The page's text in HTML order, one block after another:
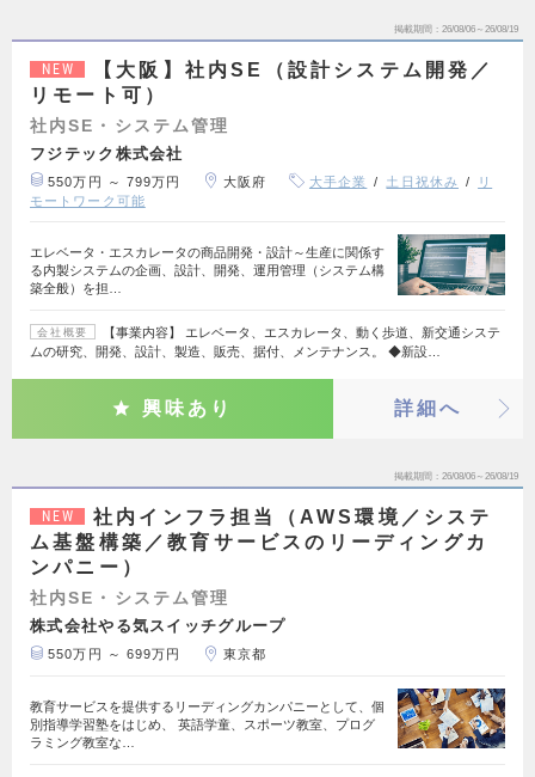
掲載期間 26/08/06～26/08/19
NEW
【大阪】社内SE（設計システム開発／
リモート可）
社内SE・システム管理
フジテック株式会社
550万円 ～ 799万円 大阪府 大手企業 土日祝休み
リ
モートワーク可能
エレベータ・エスカレータの商品開発・設計～生産に関係す
る内製システムの企画、設計、開発、運用管理（システム構
築全般）を担…
会社概要
【事業内容】 エレベータ、エスカレータ、動く歩道、新交通システ
ムの研究、開発、設計、製造、販売、据付、メンテナンス。 ◆新設…
興味あり 詳細へ
掲載期間 26/08/06～26/08/19
NEW
社内インフラ担当（AWS環境／システ
ム基盤構築／教育サービスのリーディングカ
ンパニー）
社内SE・システム管理
株式会社やる気スイッチグループ
550万円 ～ 699万円 東京都
教育サービスを提供するリーディングカンパニーとして、個
別指導学習塾をはじめ、 英語学童、スポーツ教室、プログ
ラミング教室な…